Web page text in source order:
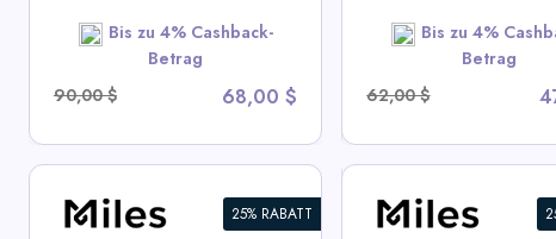
Bis zu 4% Cashback-
Betrag
90,00 $
68,00 $
Bis zu 4%
Betrag
62,00 $
SHOP NOW SHOP NOW
25% RABATT